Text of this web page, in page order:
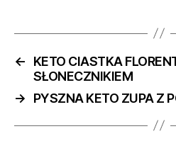
←
KETO CIASTKA
SŁONECZNIKIEM
→
PYSZNA KETO ZUPA Z